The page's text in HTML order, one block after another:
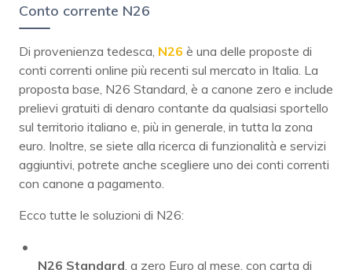
Conto corrente N26
Di provenienza tedesca, N26 è una delle proposte di
conti correnti online più recenti sul mercato in Italia. La
proposta base, N26 Standard, è a canone zero e include
prelievi gratuiti di denaro contante da qualsiasi sportello
sul territorio italiano e, più in generale, in tutta la zona
euro. Inoltre, se siete alla ricerca di funzionalità e servizi
aggiuntivi, potrete anche scegliere uno dei conti correnti
con canone a pagamento.
Ecco tutte le soluzioni di N26:
N26 Standard , a zero Euro al mese, con carta di